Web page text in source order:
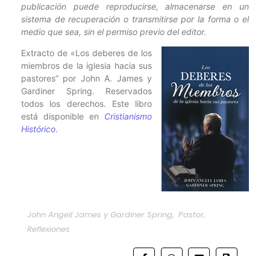
publicación puede reproducirse, almacenarse en un
sistema de recuperación o transmitirse por la forma o el
medio que sea, sin el permiso previo del editor.
Extracto de «Los deberes de los
miembros de la iglesia hacia sus
pastores” por John A. James y
Gardiner Spring. Reservados
todos los derechos. Este libro
está disponible en Cristianismo
Histórico.
John Angell James y Gardiner Spring, Pastor,
Reflexiones